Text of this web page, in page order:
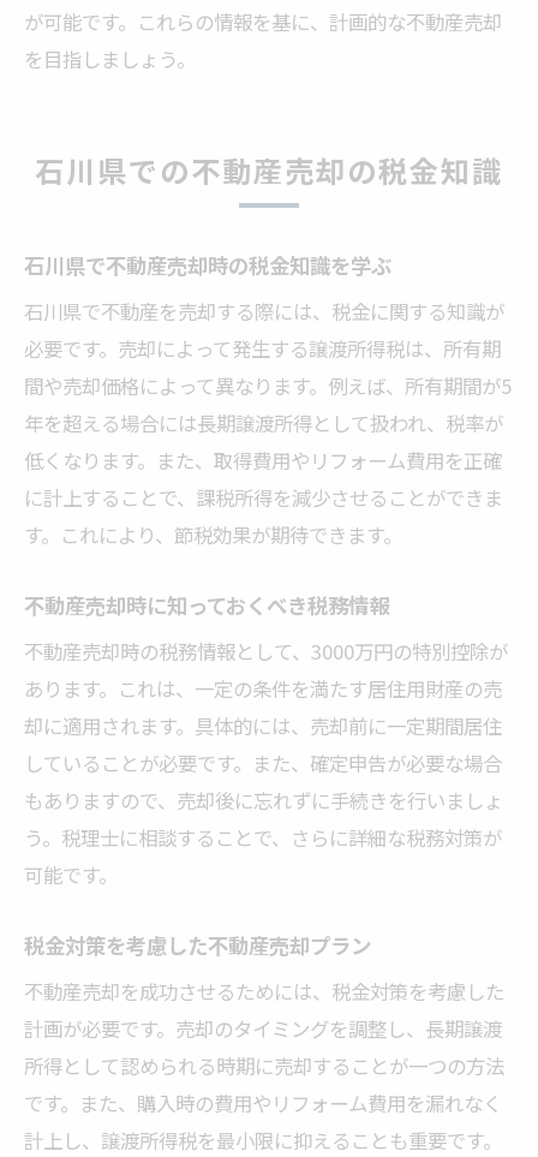
が可能です。これらの情報を基に、計画的な不動産売却
を目指しましょう。
石川県での不動産売却の税金知識
石川県で不動産売却時の税金知識を学ぶ
石川県で不動産を売却する際には、税金に関する知識が
必要です。売却によって発生する譲渡所得税は、所有期
間や売却価格によって異なります。例えば、所有期間が5
年を超える場合には長期譲渡所得として扱われ、税率が
低くなります。また、取得費用やリフォーム費用を正確
に計上することで、課税所得を減少させることができま
す。これにより、節税効果が期待できます。
不動産売却時に知っておくべき税務情報
不動産売却時の税務情報として、3000万円の特別控除が
あります。これは、一定の条件を満たす居住用財産の売
却に適用されます。具体的には、売却前に一定期間居住
していることが必要です。また、確定申告が必要な場合
もありますので、売却後に忘れずに手続きを行いましょ
う。税理士に相談することで、さらに詳細な税務対策が
可能です。
税金対策を考慮した不動産売却プラン
不動産売却を成功させるためには、税金対策を考慮した
計画が必要です。売却のタイミングを調整し、長期譲渡
所得として認められる時期に売却することが一つの方法
です。また、購入時の費用やリフォーム費用を漏れなく
計上し、譲渡所得税を最小限に抑えることも重要です。